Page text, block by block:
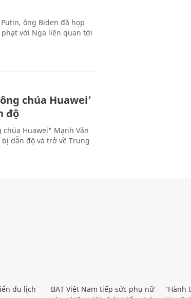
ông Biden đã họp
với Nga liên quan tới
chúa Huawei’
độ
Huawei" Mạnh Vãn
dẫn độ và trở về Trung
du lịch
BAT Việt Nam tiếp sức phụ nữ